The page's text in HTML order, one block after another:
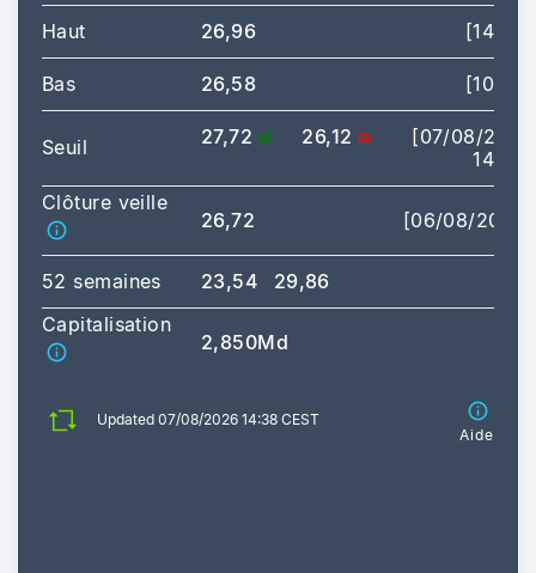
Haut 26,96 [14:25]
Bas 26,58 [10:55]
Seuil 27,72 26,12
[07/08/2026
14:38]
Clôture veille
26,72 [06/08/2026]
52 semaines 23,54
29,86
Capitalisation
2,850Md
Updated 07/08/2026 14:38 CEST
Aide